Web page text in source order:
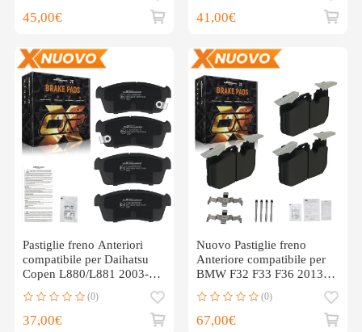
45,00€ 41,00€
Pastiglie freno Anteriori
compatibile per Daihatsu
Copen L880/L881 2003-
(0)
37,00€
Nuovo Pastiglie freno
Anteriore compatibile per
BMW F32 F33 F36 2013-
(0)
67,00€